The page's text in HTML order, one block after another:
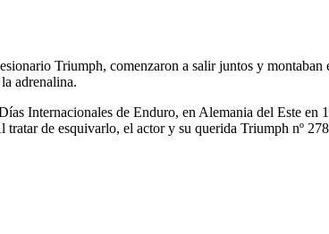
Triumph, comenzaron a salir juntos y montaban
adrenalina.
Internacionales de Enduro, en Alemania del Este en
de esquivarlo, el actor y su querida Triumph nº